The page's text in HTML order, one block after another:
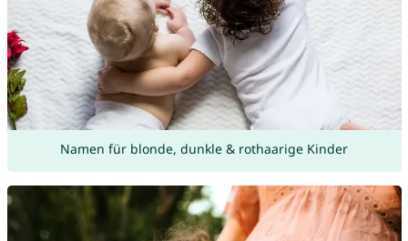
Namen für blonde, dunkle & rothaarige Kinder